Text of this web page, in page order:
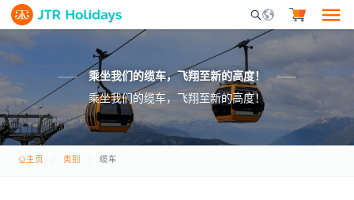
Mobile Search
乘坐我们的缆车，飞翔至新的高度！
乘坐我们的缆车，飞翔至新的高度！
主页 类别 缆车